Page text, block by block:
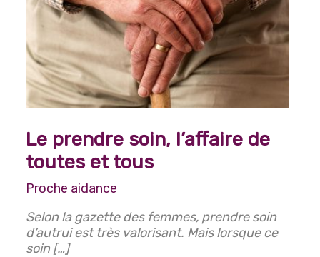
Le prendre soin, l’affaire de
toutes et tous
Proche aidance
Selon la gazette des femmes, prendre soin
d’autrui est très valorisant. Mais lorsque ce
soin […]